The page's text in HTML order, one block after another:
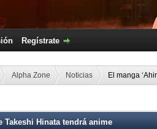
Regístrate
Alpha Zone Noticias El manga
Takeshi Hinata tendrá anime